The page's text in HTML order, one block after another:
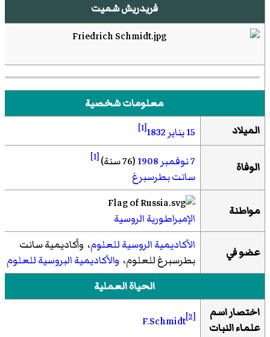
فريدريش شميت
معلومات شخصية
الميلاد
15 يناير 1832
[1]
الوفاة 7 نوفمبر 1908(76 سنة) [1]
سانت بطرسبرغ
مواطنة الإمبراطورية الروسية
عضو في الأكاديمية الروسية للعلوم، وأكاديمية سانت
بطرسبرغ للعلوم، والأكاديمية البروسية للعلوم
الحياة العملية
اختصار اسم
علماء النبات
F.Schmidt[2]